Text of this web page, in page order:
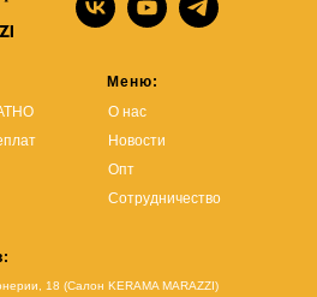
Меню:
О нас
Новости
Опт
Сотрудничество
18 (Салон KERAMA MARAZZI)